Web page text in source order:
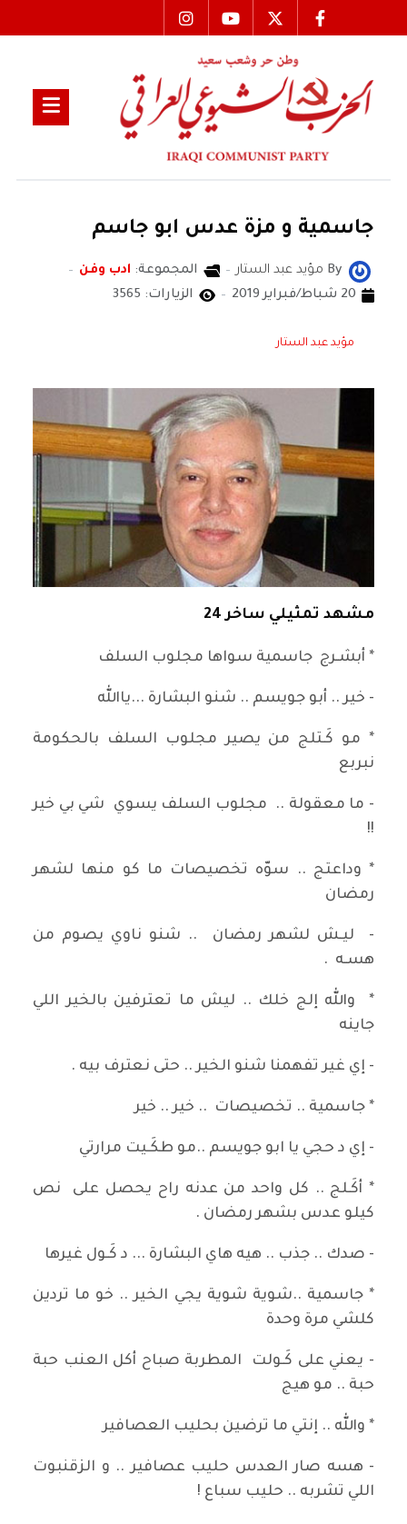
جاسمية و مزة عدس ابو جاسم
By مؤيد عبد الستار المجموعة: ادب وفن
20 شباط/فبراير 2019
الزيارات: 3565
مؤيد عبد الستار
مشهد تمثيلي ساخر 24
* أبشـرج جاسمية سواها مجلوب السلف
- خير .. أبو جويسم .. شنو البشارة ...ياالله
* مو كَـتلج من يصير مجلوب السلف بالحكومة
نبربع
- ما معقولة .. مجلوب السلف يسوي شي بي خير
!!
* وداعتج .. سوّه تخصيصات ما كو منها لشهر
رمضان
- ليـش لشهر رمضان .. شنو ناوي يصوم من
هسـه .
* والله إلج خلك .. ليش ما تعترفين بالخير اللي
جاينه
- إي غير تفهمنا شنو الخير .. حتى نعترف بيه .
* جاسمية .. تخصيصات .. خير .. خير
- إي د حجي يا ابو جويسم ..مو طكَـيت مرارتي
* أكَـلج .. كل واحد من عدنه راح يحصل على نص
كيلو عدس بشهر رمضان .
- صدك .. جذب .. هيه هاي البشارة ... د كَـول غيرها
* جاسمية ..شوية شوية يجي الخير .. خو ما تردين
كلشي مرة وحدة
- يعني على كَـولت المطربة صباح أكل العنب حبة
حبة .. مو هيج
* والله .. إنتي ما ترضين بحليب العصافير
- هسه صار العدس حليب عصافير .. و الزقنبوت
اللي تشربه .. حليب سباع !